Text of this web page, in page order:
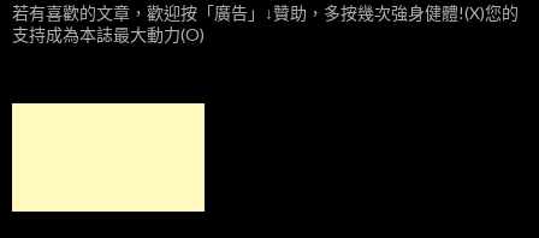
若有喜歡的文章，歡迎按「廣告」↓贊助，多按幾次強身健體!(X)您的
支持成為本誌最大動力(O)